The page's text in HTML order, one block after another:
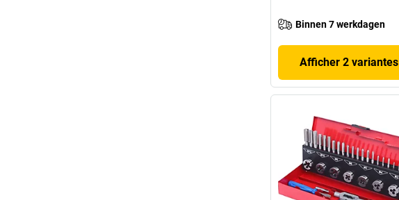
Binnen 7 werkdagen
Afficher 2 variantes